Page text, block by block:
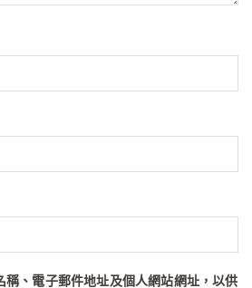
稱、電子郵件地址及個人網站網址，以供